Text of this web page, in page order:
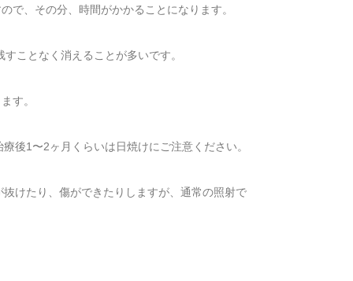
で、その分、時間がかかることになります。
ことなく消えることが多いです。
す。
後1〜2ヶ月くらいは日焼けにご注意ください。
けたり、傷ができたりしますが、通常の照射で